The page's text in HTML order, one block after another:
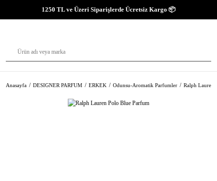
1250 TL ve Üzeri Siparişlerde Ücretsiz Kargo 📦
Anasayfa DESIGNER PARFUM ERKEK Odunsu-Aromatik Parfumler Ralph Lauren